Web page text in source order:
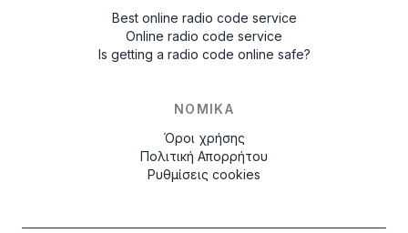
Best online radio code service
Online radio code service
Is getting a radio code online safe?
ΝΟΜΙΚΆ
Όροι χρήσης
Πολιτική Απορρήτου
Ρυθμίσεις cookies